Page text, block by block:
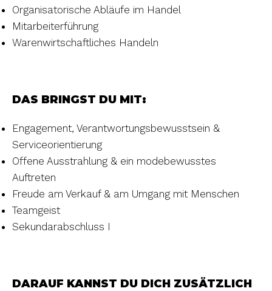
Organisatorische Abläufe im Handel
Mitarbeiterführung
Warenwirtschaftliches Handeln
DAS BRINGST DU MIT:
Engagement, Verantwortungsbewusstsein &
Serviceorientierung
Offene Ausstrahlung & ein modebewusstes
Auftreten
Freude am Verkauf & am Umgang mit Menschen
Teamgeist
Sekundarabschluss I
DARAUF KANNST DU DICH ZUSÄTZLICH